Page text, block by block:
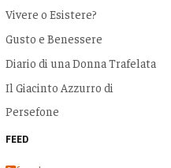
Vivere o Esistere?
Gusto e Benessere
Diario di una Donna Trafelata
Il Giacinto Azzurro di
Persefone
FEED